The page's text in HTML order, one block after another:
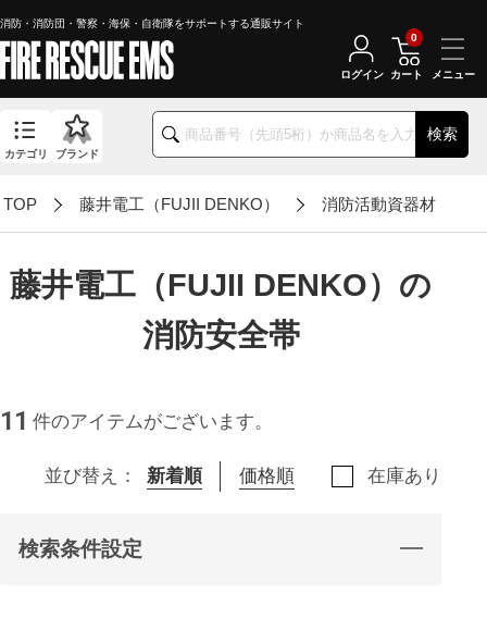
消防・消防団・警察・海保・自衛隊をサポートする通販サイト
検索
カテゴリ ブランド
ログイン カート
0
TOP 藤井電工（FUJII DENKO） 消防活動資器材
藤井電工（FUJII DENKO）の
消防安全帯
11 件のアイテムがございます。
並び替え： 新着順 価格順 在庫あり
検索条件設定